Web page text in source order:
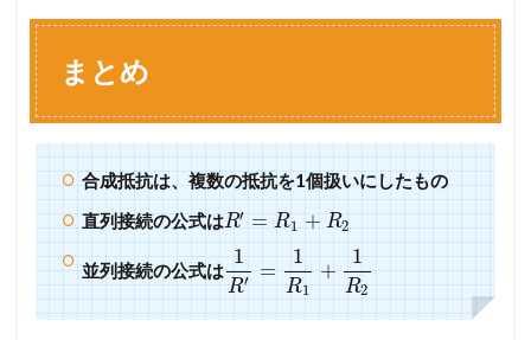
まとめ
合成抵抗は、複数の抵抗を1個扱いにしたもの
直列接続の公式はR′ = R1 + R2
並列接続の公式は
1
R′ =
1
R1
+
1
R2